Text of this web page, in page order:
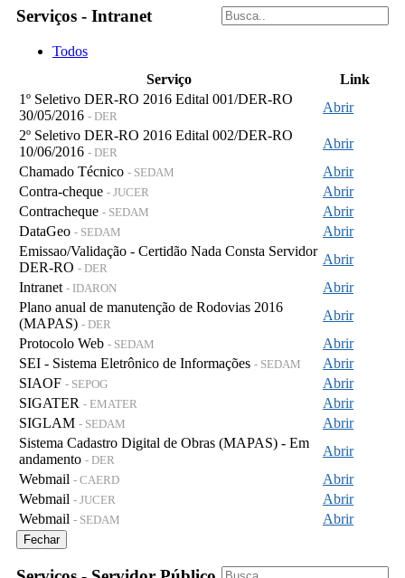
Serviços - Intranet
Todos
Serviço
Link
1º Seletivo DER-RO 2016 Edital 001/DER-RO
30/05/2016 - DER
Abrir
2º Seletivo DER-RO 2016 Edital 002/DER-RO
10/06/2016 - DER
Abrir
Chamado Técnico - SEDAM
Abrir
Contra-cheque - JUCER
Abrir
Contracheque - SEDAM
Abrir
DataGeo - SEDAM
Abrir
Emissao/Validação - Certidão Nada Consta Servidor
DER-RO - DER
Abrir
Intranet - IDARON
Abrir
Plano anual de manutenção de Rodovias 2016
(MAPAS) - DER
Abrir
Protocolo Web - SEDAM
Abrir
SEI - Sistema Eletrônico de Informações - SEDAM
Abrir
SIAOF - SEPOG
Abrir
SIGATER - EMATER
Abrir
SIGLAM - SEDAM
Abrir
Sistema Cadastro Digital de Obras (MAPAS) - Em
andamento - DER
Abrir
Webmail - CAERD
Abrir
Webmail - JUCER
Abrir
Webmail - SEDAM Abrir
Fechar